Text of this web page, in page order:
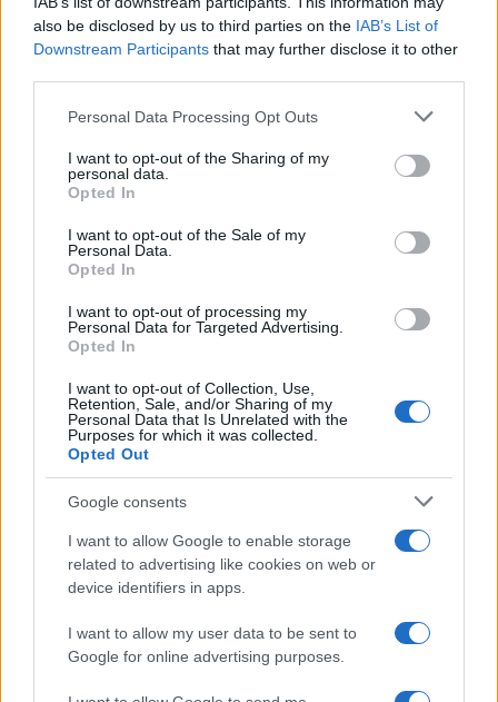
also be disclosed by us to third parties on the IAB’s List of
Downstream Participants that may further disclose it to other
Please note that this website/app uses one or more Google
not limited to your visit or usage behaviour. You may click to
grant or deny consent to Google and its third-party tags to
use your data for below specified purposes in below Google
consent section.
Personal Data Processing Opt Outs
I want to opt-out of the Sharing of my
personal data.
Opted In
I want to opt-out of the Sale of my
Personal Data.
Opted In
I want to opt-out of processing my
Personal Data for Targeted Advertising.
Opted In
I want to opt-out of Collection, Use,
Retention, Sale, and/or Sharing of my
Personal Data that Is Unrelated with the
Purposes for which it was collected.
Opted Out
Google consents
I want to allow Google to enable storage
related to advertising like cookies on web or
device identifiers in apps.
I want to allow my user data to be sent to
Google for online advertising purposes.
Final Promise Story: un vistazo al
primer juego que estrenará el sello
JRPG
27 abril, 2020
tráilers sobre los protagonistas
Black Rock Shooter: nuevas
capturas y arte
Final Promise Story: Imágenes del
juego destinado a salvar los JRPG
26 abril, 2020
Fate/Extra: el RPG de Type Moon